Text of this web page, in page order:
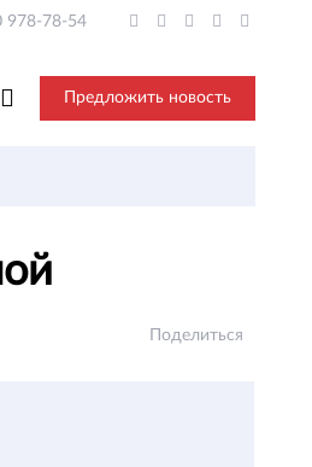
978-78-54
Предложить новость
Поделиться